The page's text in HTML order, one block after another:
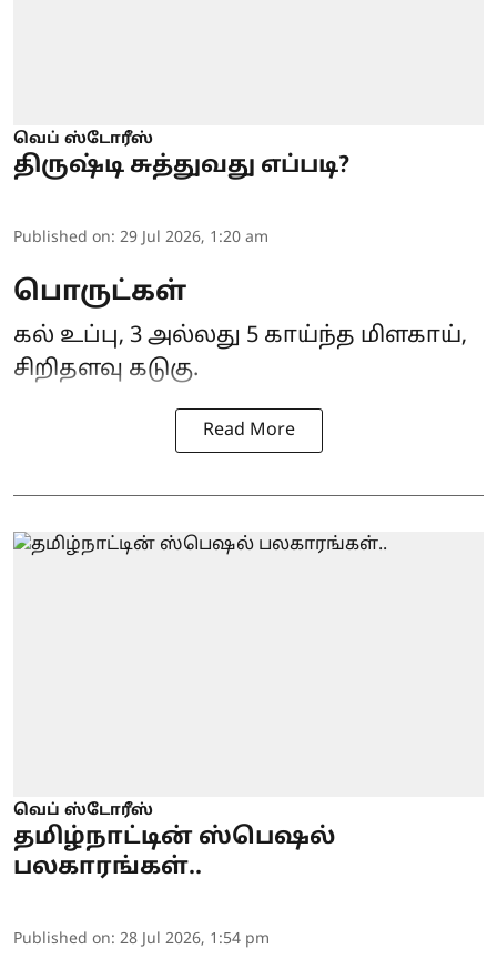
வெப் ஸ்டோரீஸ்
திருஷ்டி சுத்துவது எப்படி?
Published on: 29 Jul 2026, 1:20 am
பொருட்கள்
கல் உப்பு, 3 அல்லது 5 காய்ந்த மிளகாய்,
சிறிதளவு கடுகு.
Read More
வெப் ஸ்டோரீஸ்
தமிழ்நாட்டின் ஸ்பெஷல்
பலகாரங்கள்..
Published on: 28 Jul 2026, 1:54 pm